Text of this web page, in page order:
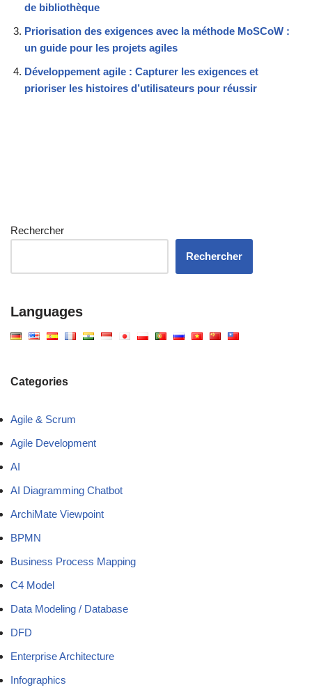
de bibliothèque
Priorisation des exigences avec la méthode MoSCoW :
un guide pour les projets agiles
Développement agile : Capturer les exigences et
prioriser les histoires d’utilisateurs pour réussir
Rechercher
Rechercher
Languages
Categories
Agile & Scrum
Agile Development
AI
AI Diagramming Chatbot
ArchiMate Viewpoint
BPMN
Business Process Mapping
C4 Model
Data Modeling / Database
DFD
Enterprise Architecture
Infographics